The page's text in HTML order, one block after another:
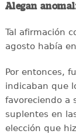
Alegan
Tal afirmación
agosto había
Por entonces,
indicaban que
favoreciendo a
suplentes en
elección que